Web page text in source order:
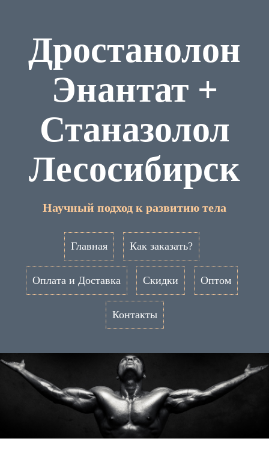
Дростанолон
Энантат +
Станазолол
Лесосибирск
Научный подход к развитию тела
Главная Как заказать?
Оплата и Доставка Скидки Оптом
Контакты